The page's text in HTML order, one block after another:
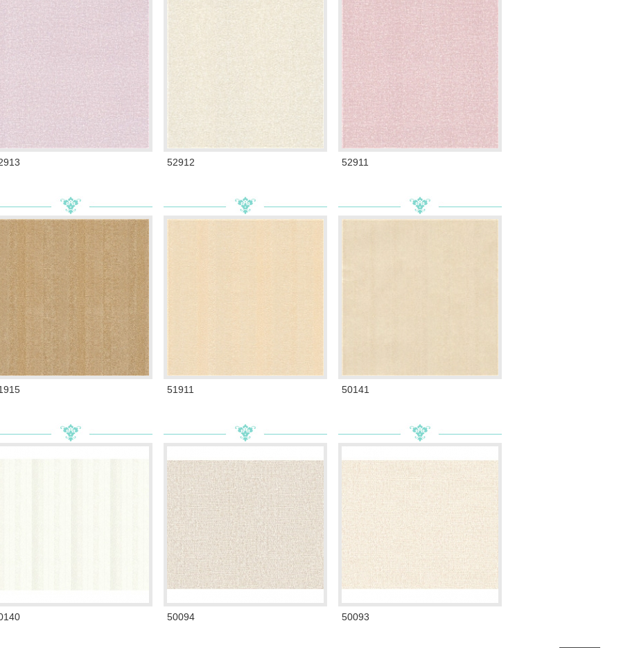
52912 52911
51911 50141
50094 50093